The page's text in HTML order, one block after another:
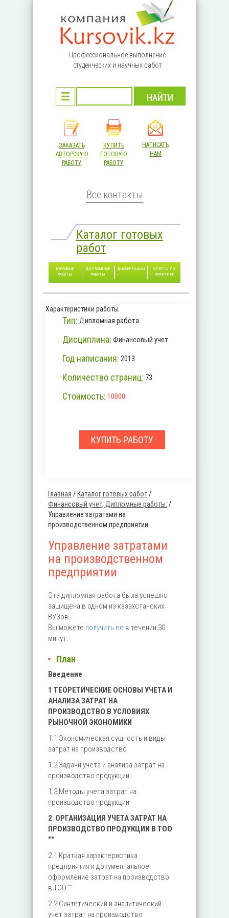
Профессиональное выполнение
студенческих и научных работ
ЗАКАЗАТЬ
АВТОРСКУЮ
РАБОТУ
КУПИТЬ
ГОТОВУЮ
РАБОТУ
НАПИСАТЬ
НАМ
Все контакты
Каталог готовых
работ
КУРСОВЫЕ
РАБОТЫ
ДИПЛОМНЫЕ
РАБОТЫ
ДИССЕРТАЦИИ
ОТЧЕТЫ ПО
ПРАКТИКЕ
Вы здесь
Главная / Каталог готовых работ/
Финансовый учет, Дипломные работы: /
Управление затратами на
производственном предприятии
Управление затратами
на производственном
предприятии
Эта дипломная работа была успешно
защищена в одном из казахстанских
ВУЗов.
Вы можете получить ее в течении 30
минут.
План
Введение
1 ТЕОРЕТИЧЕСКИЕ ОСНОВЫ УЧЕТА И
АНАЛИЗА ЗАТРАТ НА
ПРОИЗВОДСТВО В УСЛОВИЯХ
РЫНОЧНОЙ ЭКОНОМИКИ
1.1 Экономическая сущность и виды
затрат на производство
1.2 Задачи учета и анализа затрат на
производство продукции
1.3 Методы учета затрат на
производство продукции
2 ОРГАНИЗАЦИЯ УЧЕТА ЗАТРАТ НА
ПРОИЗВОДСТВО ПРОДУКЦИИ В ТОО
""
2.1 Краткая характеристика
предприятия и документальное
оформление затрат на производство
в ТОО ""
2.2 Синтетический и аналитический
учет затрат на производство
Характеристики работы
Тип: Дипломная работа
Дисциплина: Финансовый учет
Год написания: 2013
Количество страниц: 73
Стоимость: 10000
КУПИТЬ РАБОТУ